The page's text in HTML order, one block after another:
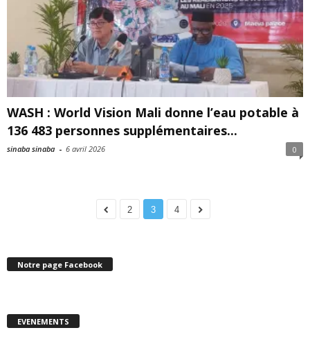
WASH : World Vision Mali donne l’eau potable à
136 483 personnes supplémentaires...
sinaba sinaba - 6 avril 2026 0
2 3 4
Notre page Facebook
EVENEMENTS